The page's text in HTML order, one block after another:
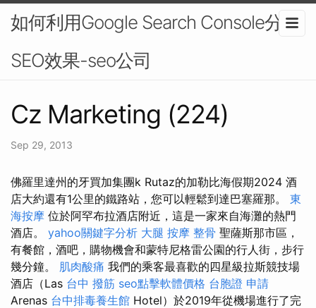
如何利用Google Search Console分析
SEO效果-seo公司
Cz Marketing (224)
Sep 29, 2013
佛羅里達州的牙買加集團k Rutaz的加勒比海假期2024 酒
店大約還有1公里的鐵路站，您可以輕鬆到達巴塞羅那。 東
海按摩 位於阿罕布拉酒店附近，這是一家來自海灘的熱門
酒店。 yahoo關鍵字分析 大腿 按摩 整骨 聖薩斯那市區，
有餐館，酒吧，購物機會和蒙特尼格雷公園的行人街，步行
幾分鐘。 肌肉酸痛 我們的乘客最喜歡的四星級拉斯競技場
酒店（Las 台中 撥筋 seo點擊軟體價格 台胞證 申請
Arenas 台中排毒養生館 Hotel）於2019年從機場進行了完